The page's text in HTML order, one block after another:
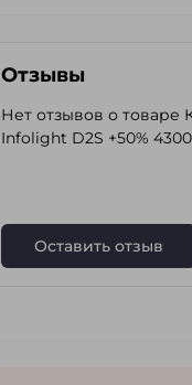
Отзывы
Нет отзывов о товаре
Infolight D2S +50%
Оставить отзыв